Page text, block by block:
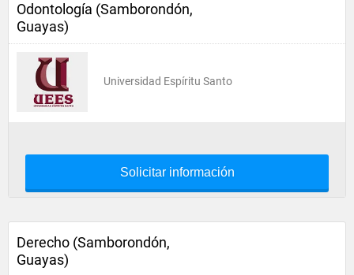
Odontología (Samborondón,
Guayas)
Universidad Espíritu Santo
Solicitar información
Derecho (Samborondón,
Guayas)